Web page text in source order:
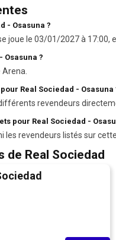
- Osasuna ?
joue le 03/01/2027 à 17:00,
Osasuna ?
Arena.
Real Sociedad - Osasuna
revendeurs
pour Real Sociedad -
revendeurs listés sur
de Real Sociedad